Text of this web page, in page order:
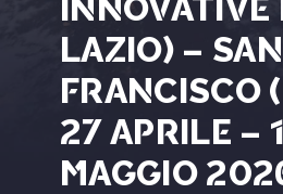
INNOVATIVE
LAZIO) – SAN
FRANCISCO
27 APRILE –
MAGGIO